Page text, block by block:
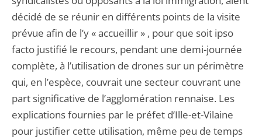
décidé de se réunir en différents points de la visite
prévue afin de l’y « accueillir » , pour que soit ipso
facto justifié le recours, pendant une demi-journée
complète, à l’utilisation de drones sur un périmètre
qui, en l’espèce, couvrait une secteur couvrant une
part significative de l’agglomération rennaise. Les
explications fournies par le préfet d’Ille-et-Vilaine
pour justifier cette utilisation, même peu de temps